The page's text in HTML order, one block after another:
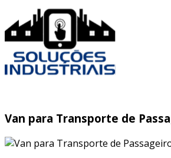
Van para Transporte de